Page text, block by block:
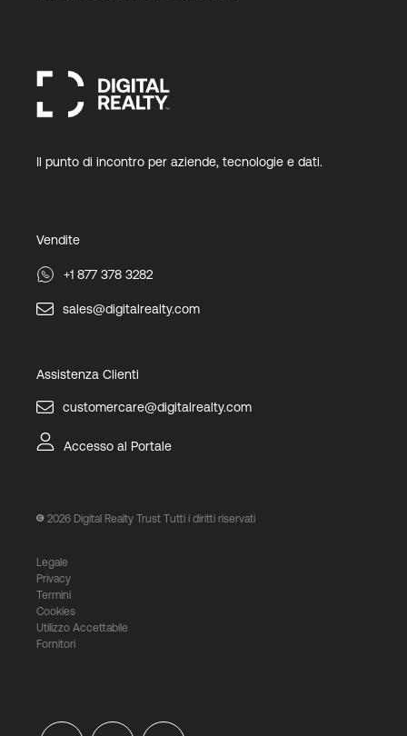
Il punto di incontro per aziende, tecnologie e dati.
Vendite
+1 877 378 3282
sales@digitalrealty.com
Assistenza Clienti
customercare@digitalrealty.com
Accesso al Portale
2026 Digital Realty Trust Tutti i diritti riservati
Legale
Privacy
Termini
Cookies
Utilizzo Accettabile
Fornitori